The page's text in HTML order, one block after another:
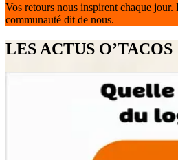
Vos retours nous inspirent chaque jour.
communauté dit de nous.
LES ACTUS O’TACOS